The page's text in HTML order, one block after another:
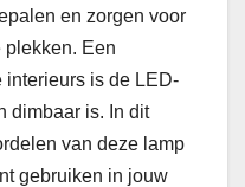
en zorgen voor
Een
interieurs is de LED-
dimbaar is. In dit
van deze lamp
gebruiken in jouw